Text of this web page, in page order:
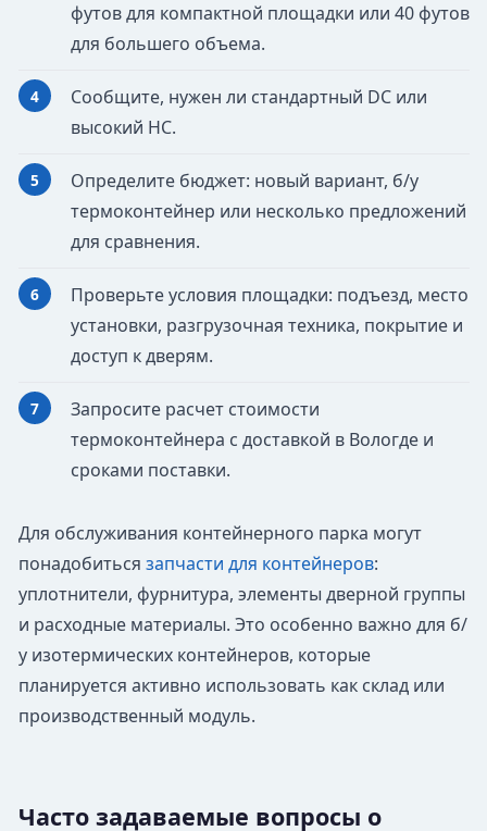
футов для компактной площадки или 40 футов
для большего объема.
Сообщите, нужен ли стандартный DC или
высокий HC.
Определите бюджет: новый вариант, б/у
термоконтейнер или несколько предложений
для сравнения.
Проверьте условия площадки: подъезд, место
установки, разгрузочная техника, покрытие и
доступ к дверям.
Запросите расчет стоимости
термоконтейнера с доставкой в Вологде и
сроками поставки.
Для обслуживания контейнерного парка могут
понадобиться запчасти для контейнеров:
уплотнители, фурнитура, элементы дверной группы
и расходные материалы. Это особенно важно для б/
у изотермических контейнеров, которые
планируется активно использовать как склад или
производственный модуль.
Часто задаваемые вопросы о